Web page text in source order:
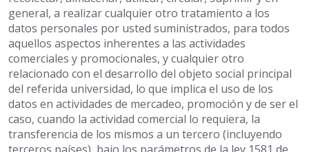
general, a realizar cualquier otro tratamiento a los
datos personales por usted suministrados, para todos
aquellos aspectos inherentes a las actividades
comerciales y promocionales, y cualquier otro
relacionado con el desarrollo del objeto social principal
del referida universidad, lo que implica el uso de los
datos en actividades de mercadeo, promoción y de ser el
caso, cuando la actividad comercial lo requiera, la
transferencia de los mismos a un tercero (incluyendo